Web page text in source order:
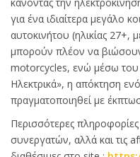
για ένα ιδιαίτερα μεγάλο
αυτοκινήτου (ηλικίας 27+,
μπορούν πλέον να
motorcycles, ενώ μέσω του
Ηλεκτρικά», η απόκτηση
πραγματοποιηθεί με
Περισσότερες
συνεργατών, αλλά και τις